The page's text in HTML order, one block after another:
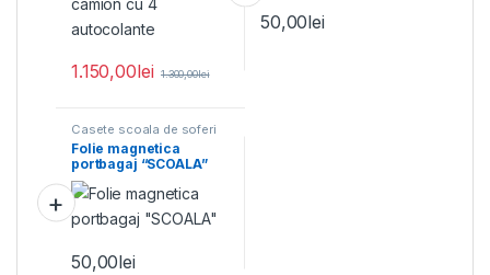
1.150,00lei 1.300,00lei
50,00lei
Casete scoala de soferi
Folie magnetica
portbagaj “SCOALA”
50,00lei